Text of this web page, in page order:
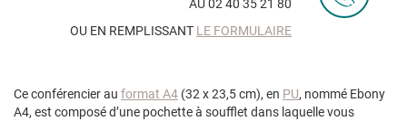
AU 02 40 35 21 80
OU EN REMPLISSANT LE FORMULAIRE
Ce conférencier au format A4 (32 x 23,5 cm), en PU, nommé Ebony
A4, est composé d’une pochette à soufflet dans laquelle vous